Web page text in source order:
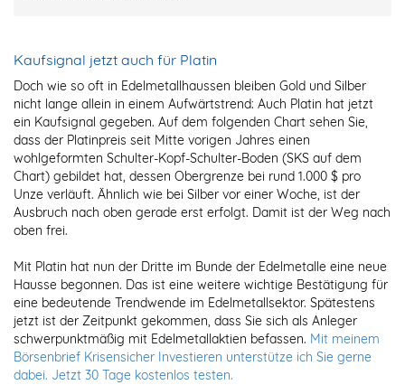
Kaufsignal jetzt auch für Platin
Doch wie so oft in Edelmetallhaussen bleiben Gold und Silber
nicht lange allein in einem Aufwärtstrend: Auch Platin hat jetzt
ein Kaufsignal gegeben. Auf dem folgenden Chart sehen Sie,
dass der Platinpreis seit Mitte vorigen Jahres einen
wohlgeformten Schulter-Kopf-Schulter-Boden (SKS auf dem
Chart) gebildet hat, dessen Obergrenze bei rund 1.000 $ pro
Unze verläuft. Ähnlich wie bei Silber vor einer Woche, ist der
Ausbruch nach oben gerade erst erfolgt. Damit ist der Weg nach
oben frei.
Mit Platin hat nun der Dritte im Bunde der Edelmetalle eine neue
Hausse begonnen. Das ist eine weitere wichtige Bestätigung für
eine bedeutende Trendwende im Edelmetallsektor. Spätestens
jetzt ist der Zeitpunkt gekommen, dass Sie sich als Anleger
schwerpunktmäßig mit Edelmetallaktien befassen. Mit meinem
Börsenbrief Krisensicher Investieren unterstütze ich Sie gerne
dabei. Jetzt 30 Tage kostenlos testen.